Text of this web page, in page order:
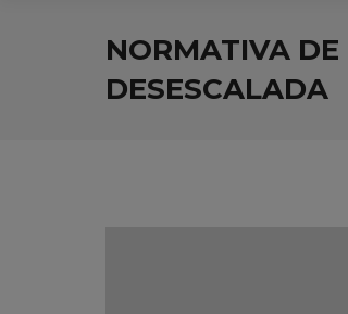
NORMATIVA
DESESCALADA